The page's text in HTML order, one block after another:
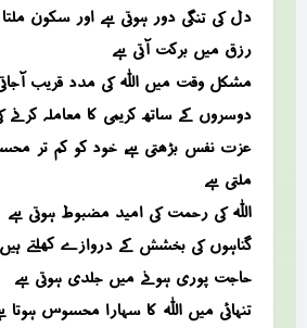
دل کی تنگی دور ہوتی ہے اور سکون
رزق میں برکت آتی ہے
مشکل وقت میں اللہ کی مدد قریب
دوسروں کے ساتھ کریمی کا معاملہ کرنے
عزت نفس بڑھتی ہے، خود کو کم تر
ملتی ہے
اللہ کی رحمت کی امید مضبوط ہوتی ہے
گناہوں کی بخشش کے دروازے کھلتے ہیں
حاجت پوری ہونے میں جلدی ہوتی ہے
تنہائی میں اللہ کا سہارا محسوس ہوتا